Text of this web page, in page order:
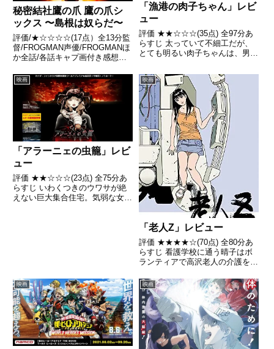
秘密結社鷹の爪 鷹の爪シ
ックス 〜島根は奴らだ〜
評価/★☆☆☆☆(17点）全13分監
督/FROGMAN声優/FROGMANほ
か全話/各話キャプ画付き感想は
如島根県が狂暴化し鳥取県を襲う
という現象が発生。この現象の解
決を政府から要求されたデラック
スファイターで...
「漁港の肉子ちゃん」レビ
ュー
評価 ★★☆☆☆(35点) 全97分あ
らすじ 太っていて不細工だが、
とても明るい肉子ちゃんは、男に
を転々と変えながらもひたむきに
生き抜いてきた引用- Wikipedia
映画
「アラーニェの虫籠」レビ
ュー
評価 ★★☆☆☆(23点) 全75分あ
らすじ いわくつきのウワサが絶
えない巨大集合住宅。気弱な女子
映画
「老人Z」レビュー
評価 ★★★★☆(70点) 全80分あ
らすじ 看護学校に通う晴子はボ
ランティアで高沢老人の介護を行
ボット「Z-001号機」のモニター
に選ばれ、お役御免となってしま
う。引用- Wikipedia
映画 映画